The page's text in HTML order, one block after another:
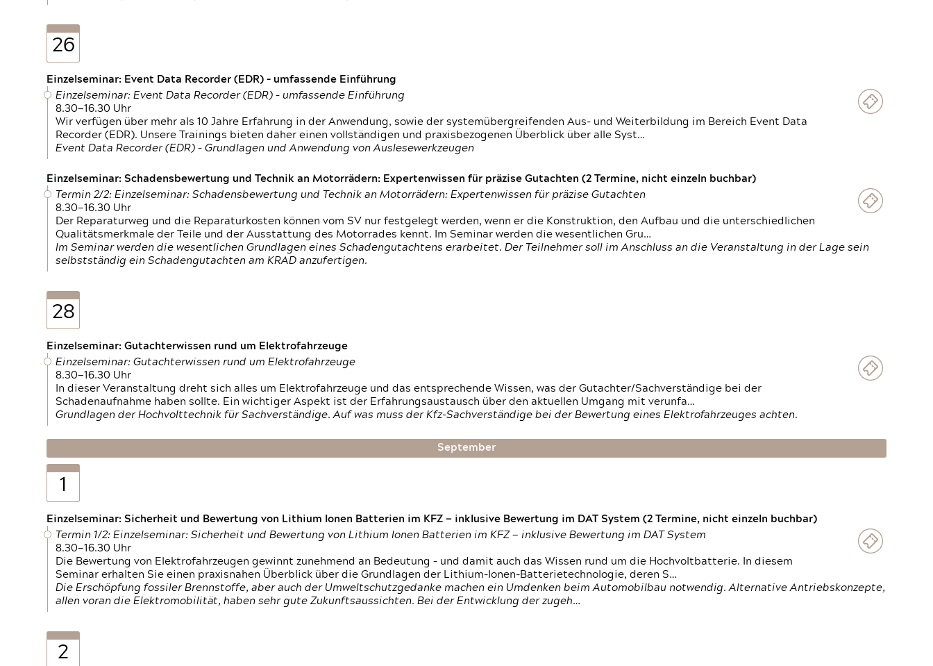
26
Einzelseminar: Event Data Recorder (EDR) – umfassende Einführung
Einzelseminar: Event Data Recorder (EDR) – umfassende Einführung
8.30—16.30 Uhr
Wir verfügen über mehr als 10 Jahre Erfahrung in der Anwendung, sowie der systemübergreifenden Aus- und Weiterbildung im Bereich Event Data
Recorder (EDR). Unsere Trainings bieten daher einen vollständigen und praxisbezogenen Überblick über alle Syst…
Event Data Recorder (EDR) – Grundlagen und Anwendung von Auslesewerkzeugen
Einzelseminar: Schadensbewertung und Technik an Motorrädern: Expertenwissen für präzise Gutachten (2 Termine, nicht einzeln buchbar)
Termin 2/2: Einzelseminar: Schadensbewertung und Technik an Motorrädern: Expertenwissen für präzise Gutachten
8.30—16.30 Uhr
Der Reparaturweg und die Reparaturkosten können vom SV nur festgelegt werden, wenn er die Konstruktion, den Aufbau und die unterschiedlichen
Qualitätsmerkmale der Teile und der Ausstattung des Motorrades kennt. Im Seminar werden die wesentlichen Gru…
Im Seminar werden die wesentlichen Grundlagen eines Schadengutachtens erarbeitet. Der Teilnehmer soll im Anschluss an die Veranstaltung in der Lage sein
selbstständig ein Schadengutachten am KRAD anzufertigen.
28
Einzelseminar: Gutachterwissen rund um Elektrofahrzeuge
Einzelseminar: Gutachterwissen rund um Elektrofahrzeuge
8.30—16.30 Uhr
In dieser Veranstaltung dreht sich alles um Elektrofahrzeuge und das entsprechende Wissen, was der Gutachter/Sachverständige bei der
Schadenaufnahme haben sollte. Ein wichtiger Aspekt ist der Erfahrungsaustausch über den aktuellen Umgang mit verunfa…
Grundlagen der Hochvolttechnik für Sachverständige. Auf was muss der Kfz-Sachverständige bei der Bewertung eines Elektrofahrzeuges achten.
September
1
Einzelseminar: Sicherheit und Bewertung von Lithium Ionen Batterien im KFZ — inklusive Bewertung im DAT System (2 Termine, nicht einzeln buchbar)
Termin 1/2: Einzelseminar: Sicherheit und Bewertung von Lithium Ionen Batterien im KFZ — inklusive Bewertung im DAT System
8.30—16.30 Uhr
Die Bewertung von Elektrofahrzeugen gewinnt zunehmend an Bedeutung – und damit auch das Wissen rund um die Hochvoltbatterie. In diesem
Seminar erhalten Sie einen praxisnahen Überblick über die Grundlagen der Lithium-Ionen-Batterietechnologie, deren S…
Die Erschöpfung fossiler Brennstoffe, aber auch der Umweltschutzgedanke machen ein Umdenken beim Automobilbau notwendig. Alternative Antriebskonzepte,
allen voran die Elektromobilität, haben sehr gute Zukunftsaussichten. Bei der Entwicklung der zugeh…
2